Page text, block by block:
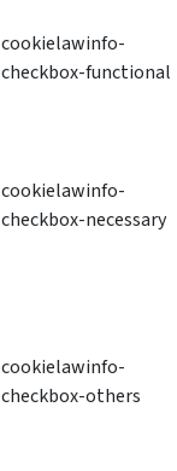
cookielawinfo-
checkbox-functional
cookielawinfo-
checkbox-necessary
cookielawinfo-
checkbox-others